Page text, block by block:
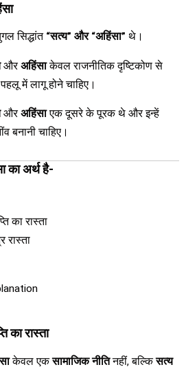
सिद्धांत “सत्य” और “अहिंसा” थे।
औरअहिंसाकेवल राजनीतिक दृष्टिकोण से
में लागू होने चाहिए।
औरअहिंसाएक दूसरे के पूरक थे और इन्हें
बनानी चाहिए।
का अर्थ है-
का रास्ता
रास्ता
का रास्ता
केवल एकसामाजिक नीतिनहीं, बल्किसत्य